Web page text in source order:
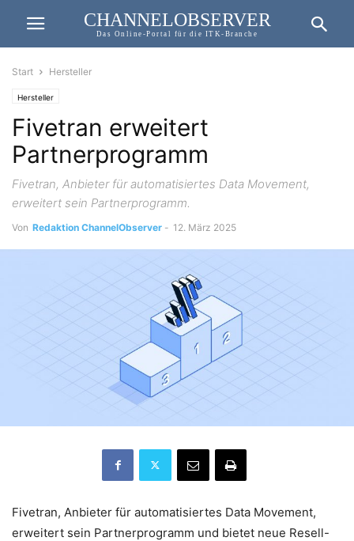
CHANNELOBSERVER
Das Online-Portal für die ITK-Branche
Start Hersteller
Hersteller
Fivetran erweitert
Partnerprogramm
Fivetran, Anbieter für automatisiertes Data Movement,
erweitert sein Partnerprogramm.
Von Redaktion ChannelObserver - 12. März 2025
Fivetran, Anbieter für automatisiertes Data Movement,
erweitert sein Partnerprogramm und bietet neue Resell-